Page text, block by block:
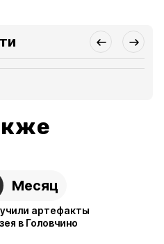
Месяц
артефакты
в Головчино